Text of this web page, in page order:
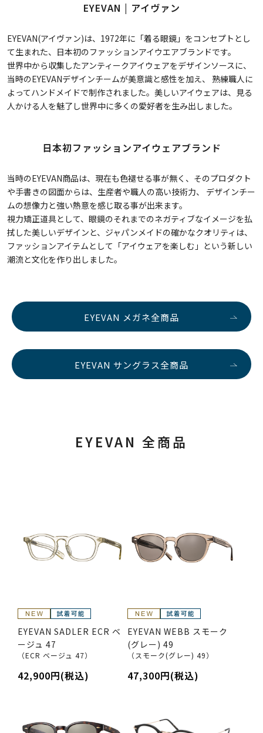
EYEVAN | アイヴァン
EYEVAN(アイヴァン)は、1972年に「着る眼鏡」をコンセプトとし
て生まれた、日本初のファッションアイウエアブランドです。
世界中から収集したアンティークアイウェアをデザインソースに、
当時のEYEVANデザインチームが美意識と感性を加え、 熟練職人に
よってハンドメイドで制作されました。美しいアイウェアは、見る
人かける人を魅了し世界中に多くの愛好者を生み出しました。
日本初ファッションアイウェアブランド
当時のEYEVAN商品は、現在も色褪せる事が無く、そのプロダクト
や手書きの図面からは、生産者や職人の高い技術力、 デザインチー
ムの想像力と強い熱意を感じ取る事が出来ます。
視力矯正道具として、眼鏡のそれまでのネガティブなイメージを払
拭した美しいデザインと、ジャパンメイドの確かなクオリティは、
ファッションアイテムとして「アイウェアを楽しむ」という新しい
潮流と文化を作り出しました。
EYEVAN メガネ全商品
EYEVAN サングラス全商品
EYEVAN 全商品
EYEVAN SADLER ECR ベ
ージュ 47
（ECR ベージュ 47）
42,900円(税込)
EYEVAN WEBB スモーク
(グレー) 49
（スモーク(グレー) 49）
47,300円(税込)